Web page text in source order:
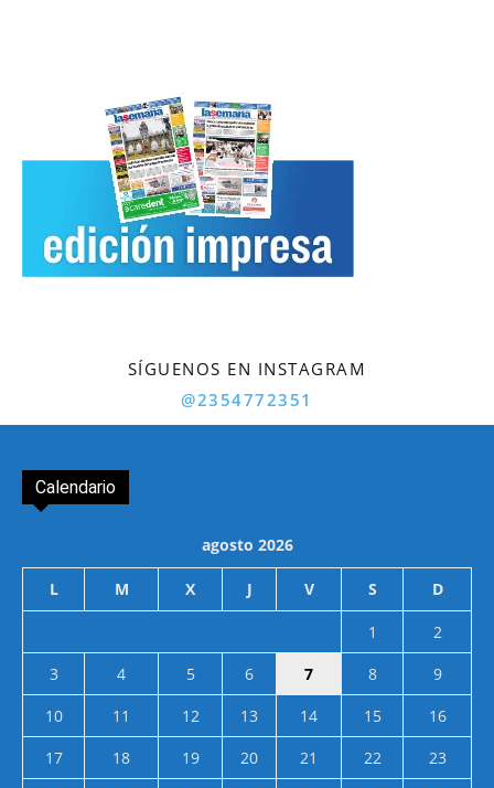
SÍGUENOS EN INSTAGRAM
@2354772351
Calendario
agosto 2026
L M X J V S D
1
2
3
4 5 6 7 8
9
10
11 12 13 14 15
16
17
18 19 20 21 22
23